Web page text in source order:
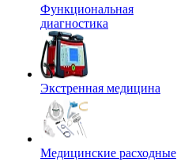
Функциональная
диагностика
Экстренная медицина
Медицинские расходные